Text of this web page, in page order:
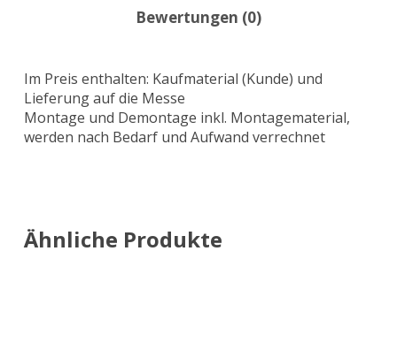
Bewertungen (0)
Im Preis enthalten: Kaufmaterial (Kunde) und
Lieferung auf die Messe
Montage und Demontage inkl. Montagematerial,
werden nach Bedarf und Aufwand verrechnet
Ähnliche Produkte